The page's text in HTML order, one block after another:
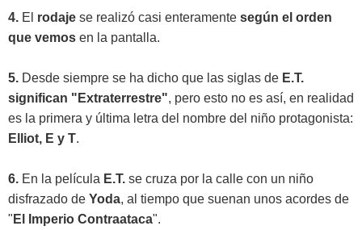
4. El rodaje se realizó casi enteramente según el orden
que vemos en la pantalla.
5. Desde siempre se ha dicho que las siglas de E.T.
significan "Extraterrestre", pero esto no es así, en realidad
es la primera y última letra del nombre del niño protagonista:
Elliot, E y T.
6. En la película E.T. se cruza por la calle con un niño
disfrazado de Yoda, al tiempo que suenan unos acordes de
" El Imperio Contraataca".